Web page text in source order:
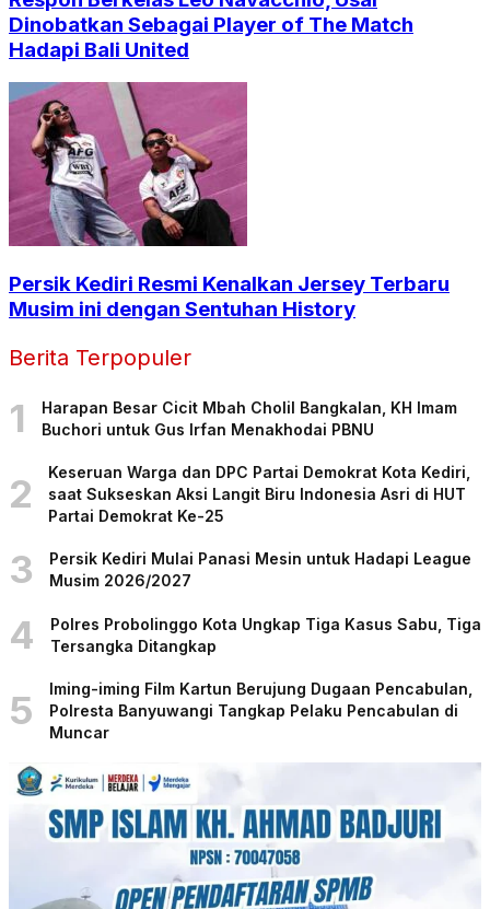
Dinobatkan Sebagai Player of The Match
Hadapi Bali United
Persik Kediri Resmi Kenalkan Jersey Terbaru
Musim ini dengan Sentuhan History
Berita Terpopuler
1
Harapan Besar Cicit Mbah Cholil Bangkalan, KH Imam
Buchori untuk Gus Irfan Menakhodai PBNU
2
Keseruan Warga dan DPC Partai Demokrat Kota Kediri,
saat Sukseskan Aksi Langit Biru Indonesia Asri di HUT
Partai Demokrat Ke-25
3
Persik Kediri Mulai Panasi Mesin untuk Hadapi League
Musim 2026/2027
4
Polres Probolinggo Kota Ungkap Tiga Kasus Sabu, Tiga
Tersangka Ditangkap
5
Iming-iming Film Kartun Berujung Dugaan Pencabulan,
Polresta Banyuwangi Tangkap Pelaku Pencabulan di
Muncar